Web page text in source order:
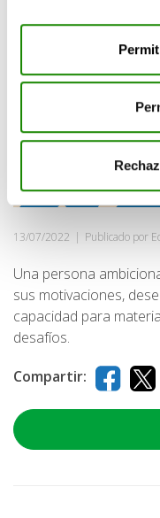
13/07/2022 | Publicado por
Una persona
sus motivaciones,
capacidad para
desafíos.
Compartir: